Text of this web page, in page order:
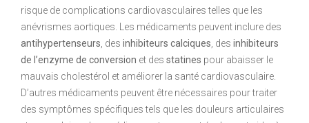
risque de complications cardiovasculaires telles que les
anévrismes aortiques. Les médicaments peuvent inclure des
antihypertenseurs , des inhibiteurs calciques , des inhibiteurs
de l’enzyme de conversion et des statines pour abaisser le
mauvais cholestérol et améliorer la santé cardiovasculaire.
D’autres médicaments peuvent être nécessaires pour traiter
des symptômes spécifiques tels que les douleurs articulaires